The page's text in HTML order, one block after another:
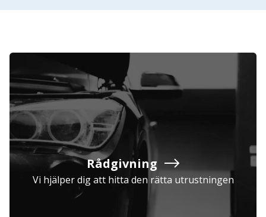
Rådgivning
Vi hjälper dig att hitta den rätta utrustningen